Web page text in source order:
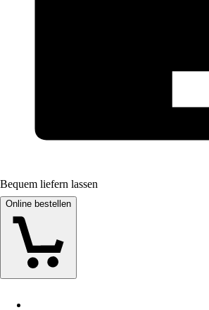
Bequem liefern lassen
Online bestellen